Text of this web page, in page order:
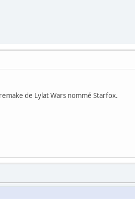
de Lylat Wars nommé Starfox.